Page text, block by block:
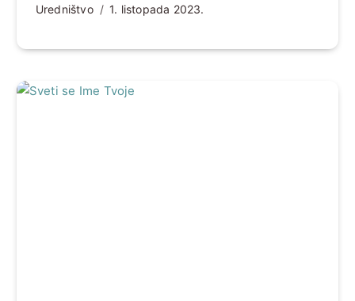
Uredništvo 1. listopada 2023.